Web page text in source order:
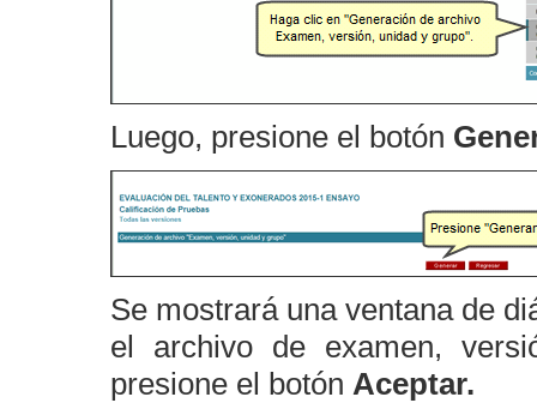
Luego, presione el botón
Se mostrará una ventana de
el archivo de examen,
presione el botón Aceptar.